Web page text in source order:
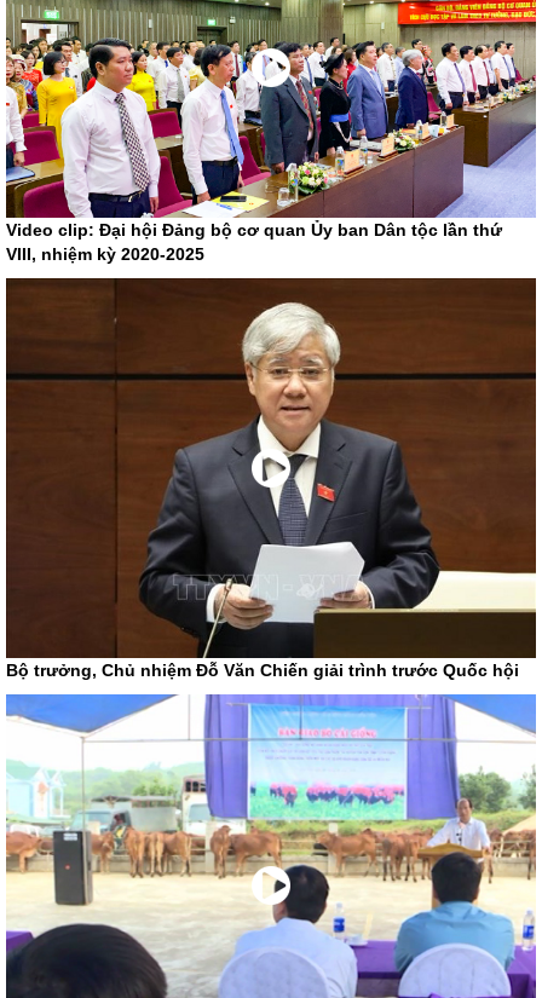
Video clip: Đại hội Đảng bộ cơ quan Ủy ban Dân tộc lần thứ
VIII, nhiệm kỳ 2020-2025
Bộ trưởng, Chủ nhiệm Đỗ Văn Chiến giải trình trước Quốc hội